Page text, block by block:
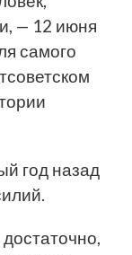
— 12 июня
самого
год назад